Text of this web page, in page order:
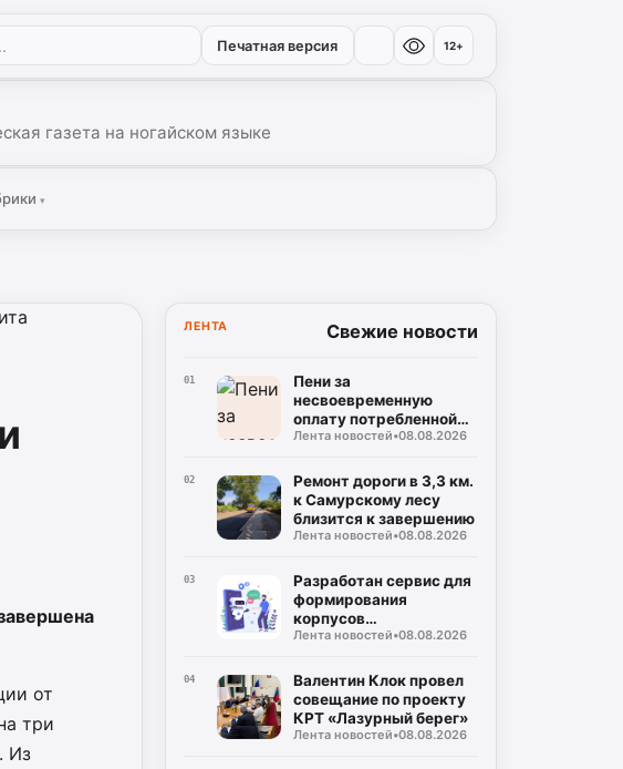
Печатная версия 12+
газета на ногайском языке
▾
от
три
Из
ЛЕНТА Свежие новости
01
Пени за
несвоевременную
оплату потребленной
электроэнергии не
15 сентября 2026 года
Лента новостей•08.08.2026
02
Ремонт дороги в 3,3 км.
к Самурскому лесу
близится к завершению
Лента новостей•08.08.2026
03
Разработан сервис для
формирования
корпусов
национальных языков
Лента новостей•08.08.2026
04
Валентин Клок провел
совещание по проекту
КРТ «Лазурный берег»
Лента новостей•08.08.2026